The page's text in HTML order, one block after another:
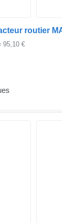
95,10 €